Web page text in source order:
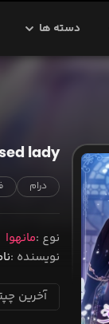
دسته ها
lady
درام
نوع مانهوا
نویسنده
آخرین